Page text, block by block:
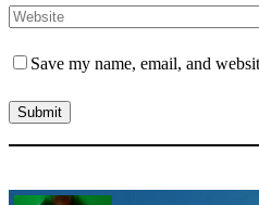
Save my name, email, and